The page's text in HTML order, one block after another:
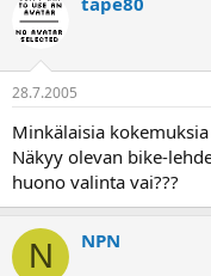
k
u
s
t
e
l
u
n
a
l
o
p
ä
v
ä
28.7.2005
Minkälaisia
Näkyy olevan bike-
huono valinta vai???
N NPN